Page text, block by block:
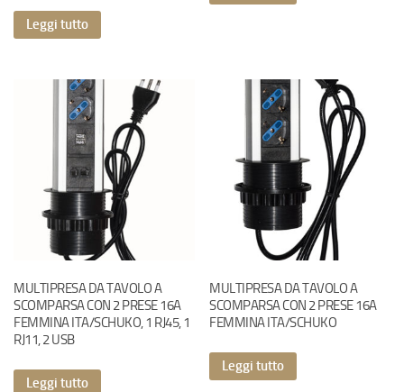
Leggi tutto
MULTIPRESA DA TAVOLO A
SCOMPARSA CON 2 PRESE 16A
FEMMINA ITA/SCHUKO, 1 RJ45, 1
RJ11, 2 USB
Leggi tutto
MULTIPRESA DA TAVOLO A
SCOMPARSA CON 2 PRESE 16A
FEMMINA ITA/SCHUKO
Leggi tutto